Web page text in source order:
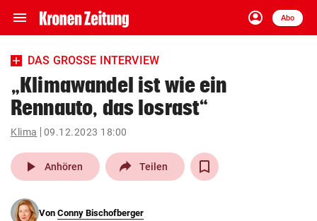
menu Navigation
ein-/ausklappen
account_circle
Anmelden
Abo
close Schließen
account_circle Anmelden
pin_drop
Wien arrow_right
DAS GROSSE INTERVIEW
„Klimawandel ist wie ein
Rennauto, das losrast“
Klima 09.12.2023 18:00
play_arrow Anhören Teilen
Von Conny Bischofberger